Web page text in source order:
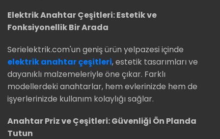
Elektrik Anahtar Çeşitleri: Estetik ve
Fonksiyonellik Bir Arada
Serielektrik.com'un geniş ürün yelpazesi içinde
elektrik anahtar çeşitleri, estetik tasarımları ve
dayanıklı malzemeleriyle öne çıkar. Farklı
modellerdeki anahtarlar, hem evlerinizde hem de
işyerlerinizde kullanım kolaylığı sağlar.
Anahtar Priz ve Çeşitleri: Güvenliği Ön Planda
Tutun